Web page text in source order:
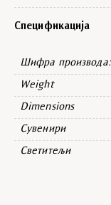
Спецификација
Шифра производа:
Weight
Dimensions
Сувенири
Светитељи